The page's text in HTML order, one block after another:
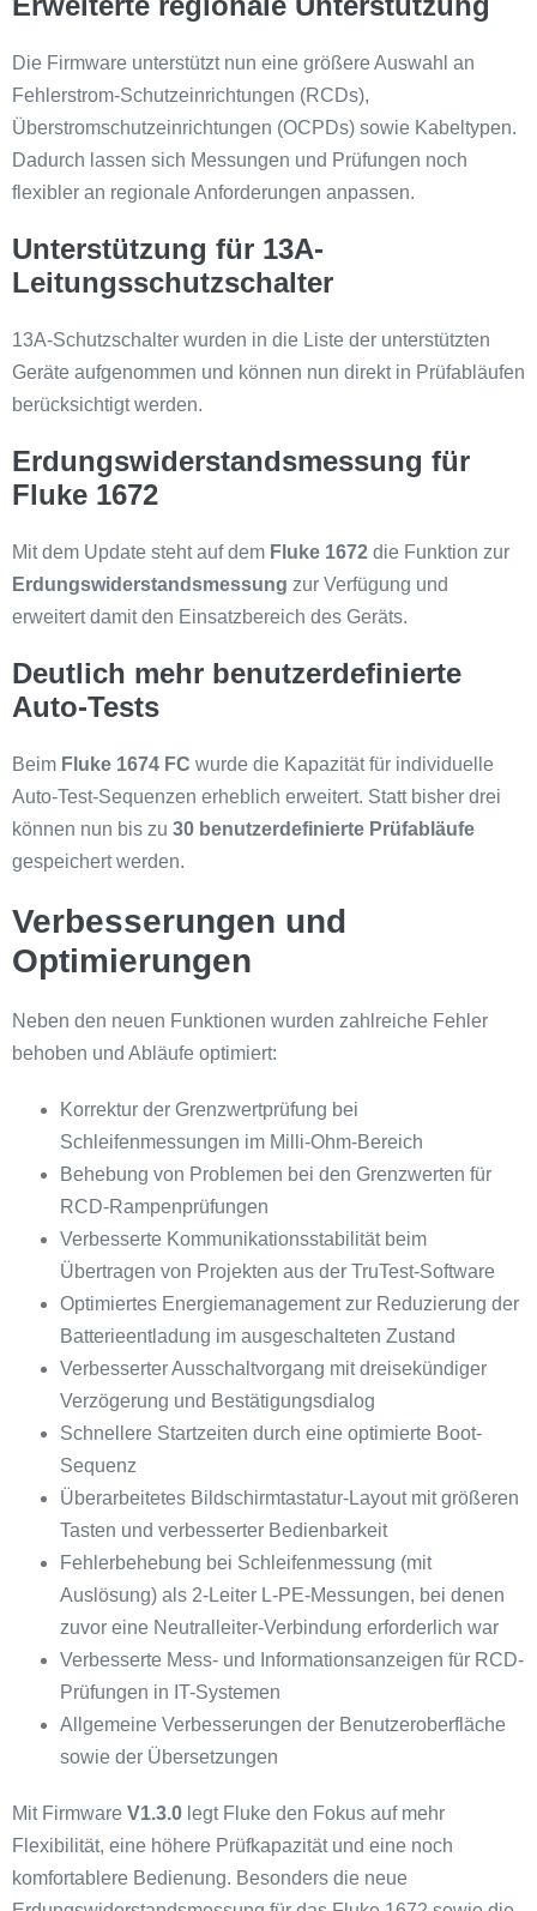
Die Firmware unterstützt nun eine größere Auswahl an
Fehlerstrom-Schutzeinrichtungen (RCDs),
Überstromschutzeinrichtungen (OCPDs) sowie Kabeltypen.
Dadurch lassen sich Messungen und Prüfungen noch
flexibler an regionale Anforderungen anpassen.
Unterstützung für 13A-
Leitungsschutzschalter
13A-Schutzschalter wurden in die Liste der unterstützten
Geräte aufgenommen und können nun direkt in Prüfabläufen
berücksichtigt werden.
Erdungswiderstandsmessung für
Fluke 1672
Mit dem Update steht auf dem Fluke 1672 die Funktion zur
Erdungswiderstandsmessung zur Verfügung und
erweitert damit den Einsatzbereich des Geräts.
Deutlich mehr benutzerdefinierte
Auto-Tests
Beim Fluke 1674 FC wurde die Kapazität für individuelle
Auto-Test-Sequenzen erheblich erweitert. Statt bisher drei
können nun bis zu 30 benutzerdefinierte Prüfabläufe
gespeichert werden.
Verbesserungen und
Optimierungen
Neben den neuen Funktionen wurden zahlreiche Fehler
behoben und Abläufe optimiert:
Korrektur der Grenzwertprüfung bei
Schleifenmessungen im Milli-Ohm-Bereich
Behebung von Problemen bei den Grenzwerten für
RCD-Rampenprüfungen
Verbesserte Kommunikationsstabilität beim
Übertragen von Projekten aus der TruTest-Software
Optimiertes Energiemanagement zur Reduzierung der
Batterieentladung im ausgeschalteten Zustand
Verbesserter Ausschaltvorgang mit dreisekündiger
Verzögerung und Bestätigungsdialog
Schnellere Startzeiten durch eine optimierte Boot-
Sequenz
Überarbeitetes Bildschirmtastatur-Layout mit größeren
Tasten und verbesserter Bedienbarkeit
Fehlerbehebung bei Schleifenmessung (mit
Auslösung) als 2-Leiter L-PE-Messungen, bei denen
zuvor eine Neutralleiter-Verbindung erforderlich war
Verbesserte Mess- und Informationsanzeigen für RCD-
Prüfungen in IT-Systemen
Allgemeine Verbesserungen der Benutzeroberfläche
sowie der Übersetzungen
Mit Firmware V1.3.0 legt Fluke den Fokus auf mehr
Flexibilität, eine höhere Prüfkapazität und eine noch
komfortablere Bedienung. Besonders die neue